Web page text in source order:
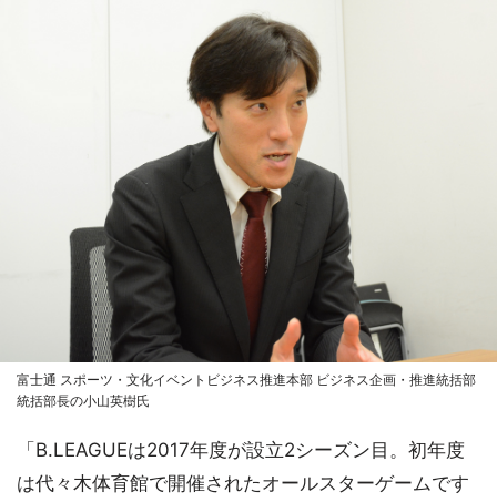
富士通 スポーツ・文化イベントビジネス推進本部 ビジネス企画・推進統括部
統括部長の小山英樹氏
「B.LEAGUEは2017年度が設立2シーズン目。初年度
は代々木体育館で開催されたオールスターゲームです